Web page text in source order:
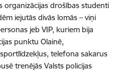
organizācijas drošības studenti
iejutās divās lomās – viņi
jeb VIP, kuriem bija
punktu Olainē,
telefona sakarus
trenējās Valsts policijas